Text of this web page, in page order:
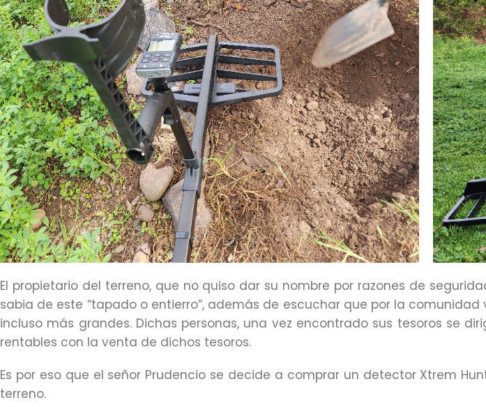
El propietario del terreno, que no quiso dar su nombre por razones de
sabia de este “tapado o entierro”, además de escuchar que por la
incluso más grandes. Dichas personas, una vez encontrado sus tesoros se
rentables con la venta de dichos tesoros.
Es por eso que el señor Prudencio se decide a comprar un detector Xtrem
terreno.